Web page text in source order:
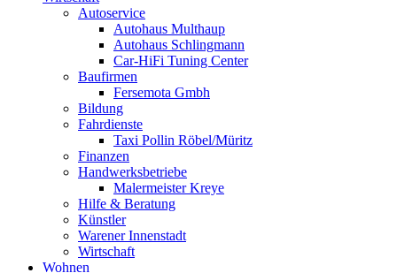
Autoservice
Autohaus Multhaup
Autohaus Schlingmann
Car-HiFi Tuning Center
Baufirmen
Fersemota Gmbh
Bildung
Fahrdienste
Taxi Pollin Röbel/Müritz
Finanzen
Handwerksbetriebe
Malermeister Kreye
Hilfe & Beratung
Künstler
Warener Innenstadt
Wirtschaft
Wohnen